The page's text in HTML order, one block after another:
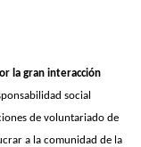
la gran interacción
social
de voluntariado de
a la comunidad de la